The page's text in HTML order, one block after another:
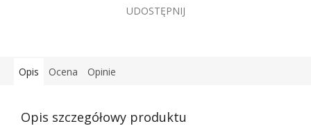
UDOSTĘPNIJ
Opis Ocena Opinie
Opis szczegółowy produktu